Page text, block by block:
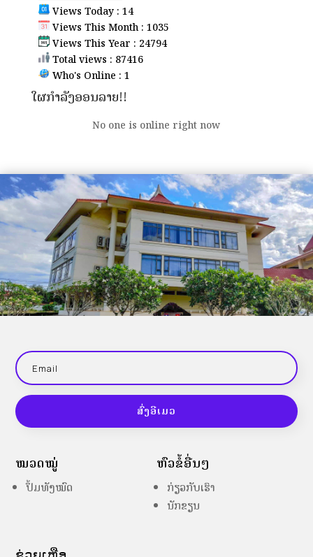
Views Today : 14
Views This Month : 1035
Views This Year : 24794
Total views : 87416
Who's Online : 1
ໃຜກຳລັງອອນລາຍ!!
No one is online right now
ສົ່ງອີເມວ
ໝວດໝູ່
ປຶ້ມທັງໝົດ
ຫົວຂໍ້ອື່ນໆ
ກ່ຽວກັບເຮົາ
ນັກຂຽນ